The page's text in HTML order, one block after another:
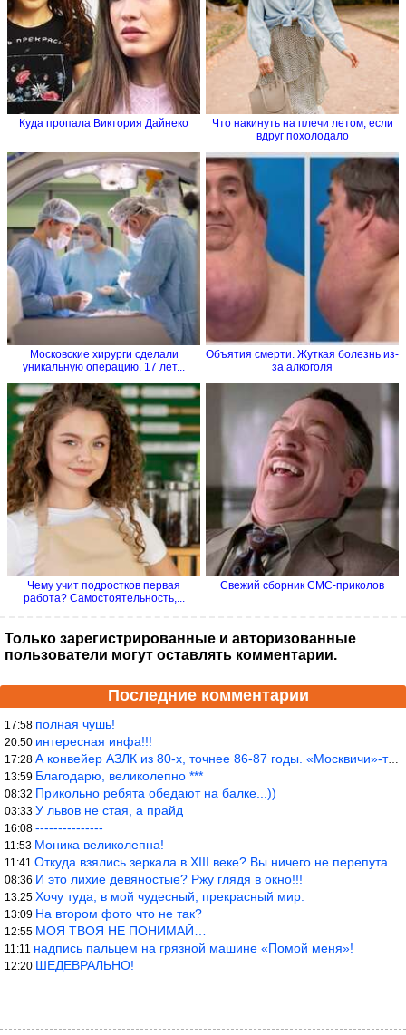
Куда пропала Виктория Дайнеко
Что накинуть на плечи летом, если
вдруг похолодало
Московские хирурги сделали
уникальную операцию. 17 лет...
Объятия смерти. Жуткая болезнь из-
за алкоголя
Чему учит подростков первая
работа? Самостоятельность,...
Свежий сборник СМС-приколов
Только зарегистрированные и авторизованные
пользователи могут оставлять комментарии.
Последние комментарии
17:58 полная чушь!
20:50 интересная инфа!!!
17:28 А конвейер АЗЛК из 80-х, точнее 86-87 годы. «Москвичи»-то из пер
13:59 Благодарю, великолепно ***
08:32 Прикольно ребята обедают на балке...))
03:33 У львов не стая, а прайд
16:08 ---------------
11:53 Моника великолепна!
11:41 Откуда взялись зеркала в XIII веке? Вы ничего не перепутали?
08:36 И это лихие девяностые? Ржу глядя в окно!!!
13:25 Хочу туда, в мой чудесный, прекрасный мир.
13:09 На втором фото что не так?
12:55 МОЯ ТВОЯ НЕ ПОНИМАЙ…
11:11 надпись пальцем на грязной машине «Помой меня»!
12:20 ШЕДЕВРАЛЬНО!